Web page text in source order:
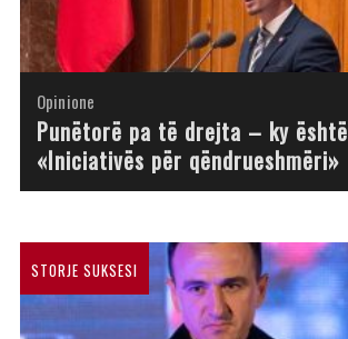
Opinione
Opinione
Punëtorë pa të drejta – ky
«Iniciativës për qëndrueshmëri»
Opinione
Opinione
Opinione
Opinione
Opinione
Opinione
STORJE SUKSESI